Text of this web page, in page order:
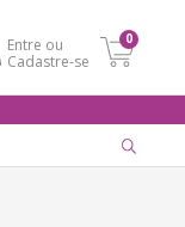
Entre ou
Cadastre-se
0